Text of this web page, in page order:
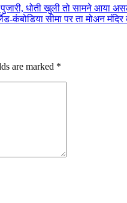
धोती खुली तो सामने आया
कंबोडिया सीमा पर ता मोअन
are marked *